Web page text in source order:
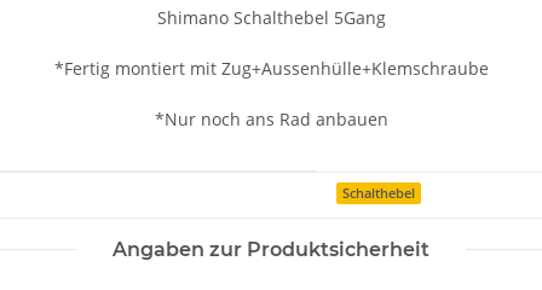
Shimano Schalthebel 5Gang
*Fertig montiert mit Zug+Aussenhülle+Klemschraube
*Nur noch ans Rad anbauen
Schalthebel
Angaben zur Produktsicherheit